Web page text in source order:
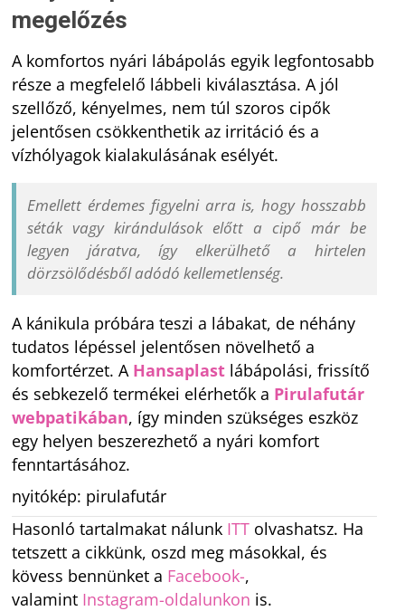
megelőzés
A komfortos nyári lábápolás egyik legfontosabb
része a megfelelő lábbeli kiválasztása. A jól
szellőző, kényelmes, nem túl szoros cipők
jelentősen csökkenthetik az irritáció és a
vízhólyagok kialakulásának esélyét.
Emellett érdemes figyelni arra is, hogy hosszabb
séták vagy kirándulások előtt a cipő már be
legyen járatva, így elkerülhető a hirtelen
dörzsölődésből adódó kellemetlenség.
A kánikula próbára teszi a lábakat, de néhány
tudatos lépéssel jelentősen növelhető a
komfortérzet. A Hansaplast lábápolási, frissítő
és sebkezelő termékei elérhetők a Pirulafutár
webpatikában, így minden szükséges eszköz
egy helyen beszerezhető a nyári komfort
fenntartásához.
nyitókép: pirulafutár
Hasonló tartalmakat nálunk ITT olvashatsz. Ha
tetszett a cikkünk, oszd meg másokkal, és
kövess bennünket a Facebook-,
valamint Instagram-oldalunkon is.